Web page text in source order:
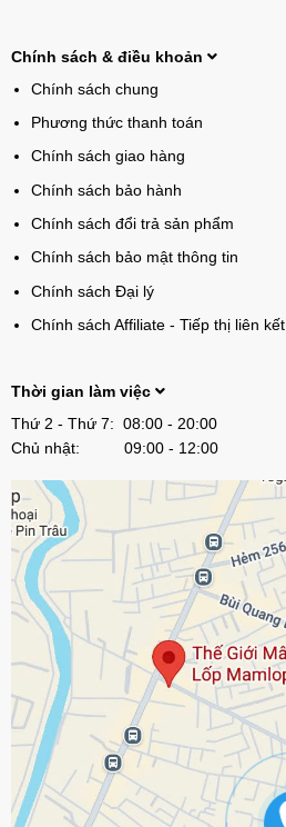
Chính sách & điều khoản
Chính sách chung
Phương thức thanh toán
Chính sách giao hàng
Chính sách bảo hành
Chính sách đổi trả sản phẩm
Chính sách bảo mật thông tin
Chính sách Đại lý
Chính sách Affiliate - Tiếp thị liên kết
Thời gian làm việc
Thứ 2 - Thứ 7: 08:00 - 20:00
Chủ nhật: 09:00 - 12:00